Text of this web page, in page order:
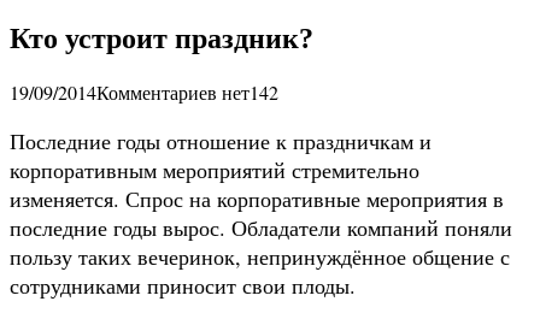
Кто устроит праздник?
19/09/2014Комментариев нет142
Последние годы отношение к праздничкам и
корпоративным мероприятий стремительно
изменяется. Спрос на корпоративные мероприятия в
последние годы вырос. Обладатели компаний поняли
пользу таких вечеринок, непринуждённое общение с
сотрудниками приносит свои плоды.